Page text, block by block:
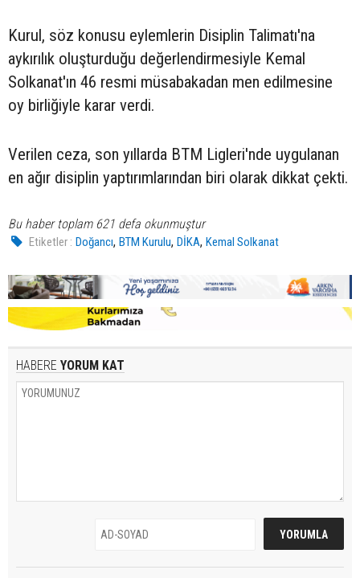
Kurul, söz konusu eylemlerin Disiplin Talimatı'na
aykırılık oluşturduğu değerlendirmesiyle Kemal
Solkanat'ın 46 resmi müsabakadan men edilmesine
oy birliğiyle karar verdi.
Verilen ceza, son yıllarda BTM Ligleri'nde uygulanan
en ağır disiplin yaptırımlarından biri olarak dikkat çekti.
Bu haber toplam 621 defa okunmuştur
Etiketler : Doğancı,BTM Kurulu,DİKA,Kemal Solkanat
HABERE YORUM KAT